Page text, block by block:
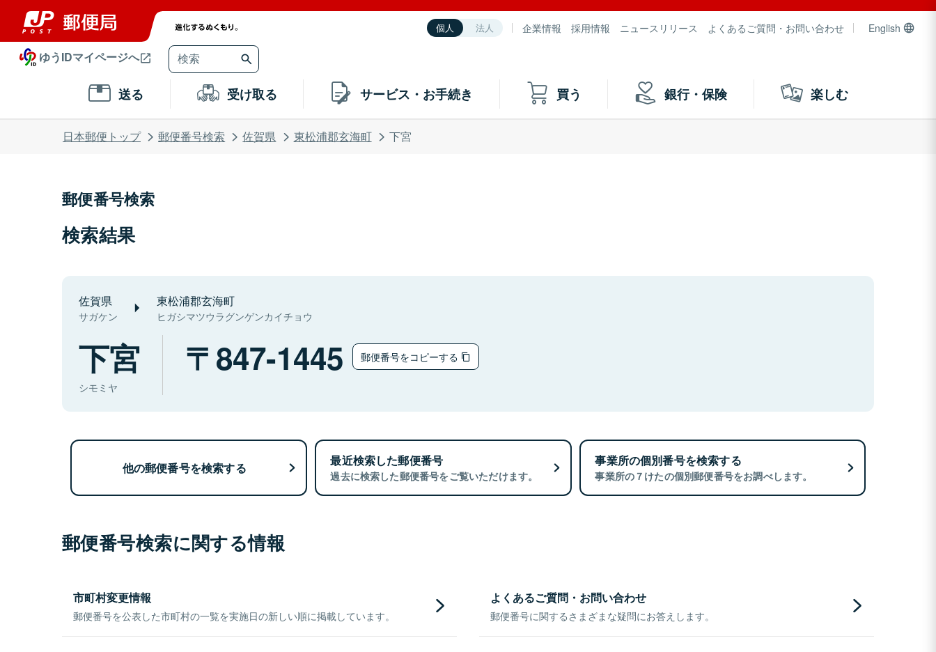
個人 法人 企業情報 採用情報 ニュースリリース よくあるご質問・お問い合わせ English
ゆうIDマイページへ
送る 受け取る サービス・お手続き 買う 銀行・保険 楽しむ
日本郵便トップ 郵便番号検索 佐賀県 東松浦郡玄海町 下宮
郵便番号検索
検索結果
佐賀県
サガケン
東松浦郡玄海町
ヒガシマツウラグンゲンカイチョウ
下宮
シモミヤ
847-1445 郵便番号をコピーする
他の郵便番号を検索する 最近検索した郵便番号
過去に検索した郵便番号をご覧いただけます。
事業所の個別番号を検索する
事業所の７けたの個別郵便番号をお調べします。
郵便番号検索に関する情報
市町村変更情報
郵便番号を公表した市町村の一覧を実施日の新しい順に掲載しています。
よくあるご質問・お問い合わせ
郵便番号に関するさまざまな疑問にお答えします。